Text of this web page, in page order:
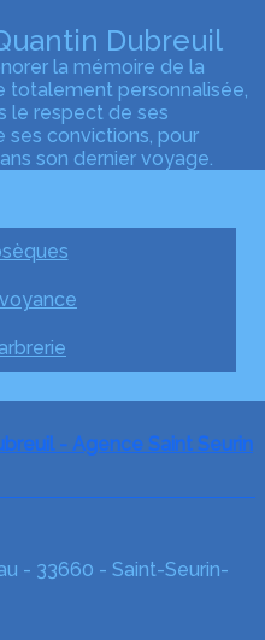
Dubreuil
la mémoire de la
totalement personnalisée,
le respect de ses
ses convictions, pour
son dernier voyage.
- Agence Saint Seurin
- 33660 - Saint-Seurin-